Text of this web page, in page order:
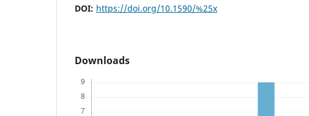
DOI: https://doi.org/10.1590/%25x
Downloads